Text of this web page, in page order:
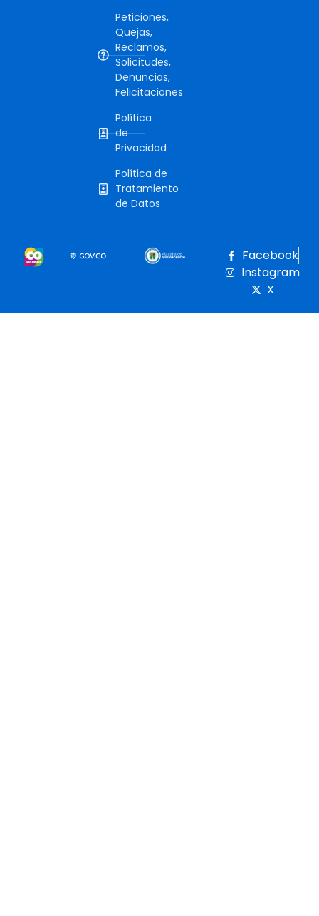
Peticiones,
Quejas,
Reclamos,
Solicitudes,
Denuncias,
Felicitaciones
Política
de
Privacidad
Política de
Tratamiento
de Datos
Facebook
Instagram
X